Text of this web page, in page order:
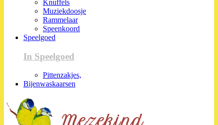
Knuffels
Muziekdoosje
Rammelaar
Speenkoord
Speelgoed
In Speelgoed
Pittenzakjes,
Bijenwaskaarsen